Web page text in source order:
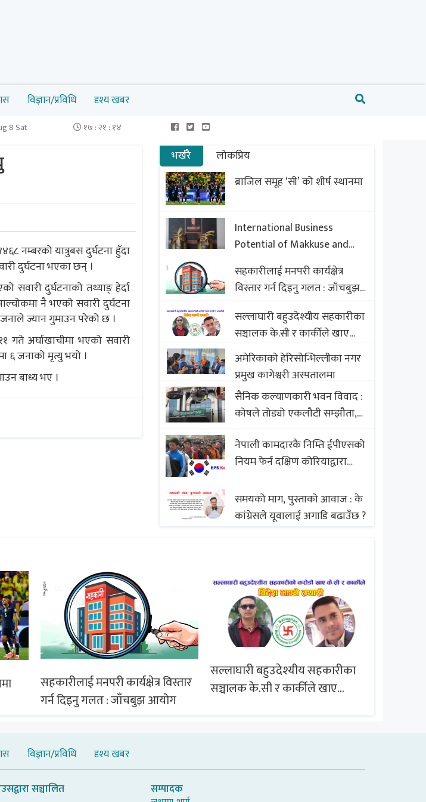
विज्ञान/प्रविधि दृश्य खबर
8 Sat १७ : २१ : १४
नम्बरको यात्रुबस दुर्घटना हुँदा
दुर्घटना भएका छन् ।
सवारी दुर्घटनाको तथ्याङ् हेर्दा
नै भएको सवारी दुर्घटना
ज्यान गुमाउन परेको छ ।
अर्घाखाचीमा भएको सवारी
६ जनाको मृत्यु भयो ।
बाध्य भए ।
भर्खरै
लोकप्रिय
ब्राजिल समूह ‘सी’ को शीर्ष स्थानमा
International Business
Potential of Makkuse and
Export Opportunities of
Nepali Sweets with Global
Comparison to Baklava
सहकारीलाई मनपरी कार्यक्षेत्र
विस्तार गर्न दिइनु गलत : जाँचबुझ
सल्लाघारी बहुउदेश्यीय सहकारीका
सञ्चालक के.सी र कार्कीले खाए
सदस्यको करोडौं बचत
अमेरिकाको हेरिसोन्भिल्लीका नगर
प्रमुख कागेश्वरी अस्पतालमा
सैनिक कल्याणकारी भवन विवाद :
कोषले तोड्यो एकलौटी सम्झौता,
बिखलबन्दमा (भिडियो)
नेपाली कामदारकै निम्ति ईपीएसको
नियम फेर्न दक्षिण कोरियाद्वारा
समयको माग, पुस्ताको आवाज : के
कांग्रेसले यूवालाई अगाडि बढाउँछ ?
सहकारीलाई मनपरी कार्यक्षेत्र विस्तार
गर्न दिइनु गलत : जाँचबुझ आयोग
सल्लाघारी बहुउदेश्यीय सहकारीका
सञ्चालक के.सी र कार्कीले खाए
विज्ञान/प्रविधि दृश्य खबर
सञ्चालित
सम्पादक